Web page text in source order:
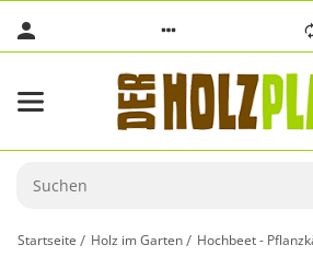
Startseite Holz im Garten Hochbeet -